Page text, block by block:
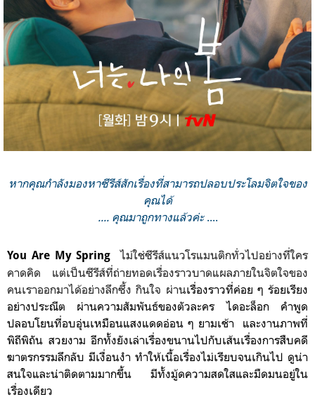
หากคุณกำลังมองหาซีรีส์สักเรื่องที่สามารถปลอบประโลมจิตใจของ
คุณได้
.... คุณมาถูกทางแล้วค่ะ....
You Are My Spring ไม่ใช่ซีรีส์แนวโรแมนติกทั่วไปอย่างที่ใคร
คาดคิด แต่เป็นซีรีส์ที่ถ่ายทอดเรื่องราวบาดแผลภายในจิตใจของ
คนเราออกมาได้อย่างลึกซึ้ง กินใจ ผ่านเรื่องราวที่ค่อย ๆ ร้อยเรียง
อย่างประณีต ผ่านความสัมพันธ์ของตัวละคร ไดอะล็อก คำพูด
ปลอบโยนที่อบอุ่นเหมือนแสงแดดอ่อน ๆ ยามเช้า และงานภาพที่
พิถีพิถัน สวยงาม อีกทั้งยังเล่าเรื่องขนานไปกับเส้นเรื่องการสืบคดี
ฆาตรกรรมลึกลับ มีเงื่อนงำ ทำให้เนื้อเรื่องไม่เรียบจนเกินไป ดูน่า
สนใจและน่าติดตามมากขึ้น มีทั้งมู้ดความสดใสและมืดมนอยู่ใน
เรื่องเดียว